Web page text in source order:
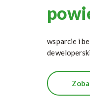
wsparcie i